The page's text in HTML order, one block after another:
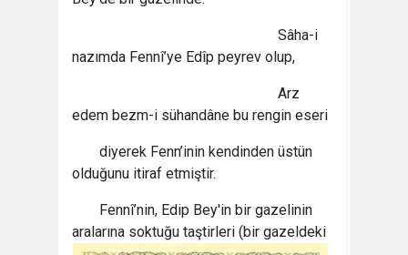
Sâha-i
nazımda Fennî’ye Edîp peyrev olup,
Arz
edem bezm-i sühandâne bu rengin eseri
diyerek Fenn’inin kendinden üstün
olduğunu itiraf etmiştir.
Fennî’nin, Edip Bey'in bir gazelinin
aralarına soktuğu taştirleri (bir gazeldeki